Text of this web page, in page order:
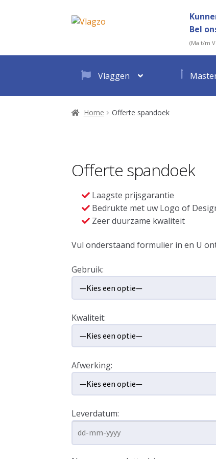
Ga
door
naar
Ga
direct
naar
de
Bel
(Ma t/m
Vlaggen
Home Offerte spandoek
Offerte spandoek
Laagste prijsgarantie
Bedrukte met uw Logo of
Zeer duurzame kwaliteit
Vul onderstaand formulier in en U
Gebruik:
Kwaliteit:
Afwerking:
Leverdatum: